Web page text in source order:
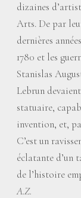
dizaines
Arts. De par
dernières
1780 et les
Stanislas
Lebrun
statuaire,
invention, et,
C’est un
éclatante d’un
de l’histoire
A.Z.